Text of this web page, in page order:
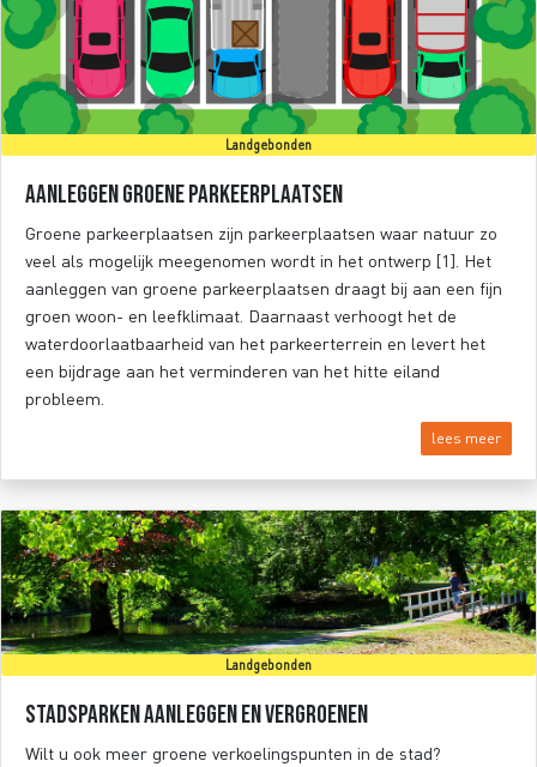
Landgebonden
Aanleggen groene parkeerplaatsen
Groene parkeerplaatsen zijn parkeerplaatsen waar natuur zo
veel als mogelijk meegenomen wordt in het ontwerp [1]. Het
aanleggen van groene parkeerplaatsen draagt bij aan een fijn
groen woon- en leefklimaat. Daarnaast verhoogt het de
waterdoorlaatbaarheid van het parkeerterrein en levert het
een bijdrage aan het verminderen van het hitte eiland
probleem.
lees meer
Landgebonden
Stadsparken aanleggen en vergroenen
Wilt u ook meer groene verkoelingspunten in de stad?